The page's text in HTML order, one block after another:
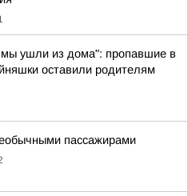
ушли из дома": пропавшие в
оставили родителям
пассажирами